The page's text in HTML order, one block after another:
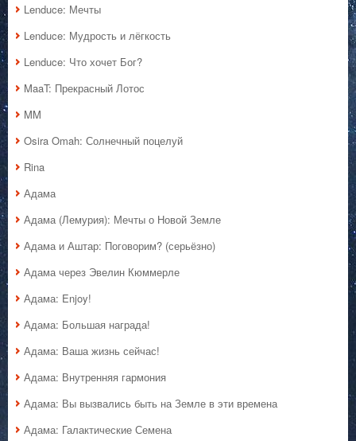
Lenduce: Мечты
Lenduce: Мудрость и лёгкость
Lenduce: Что хочет Бог?
MaaT: Прекрасный Лотос
MM
Osira Omah: Солнечный поцелуй
Rina
Адама
Адама (Лемурия): Мечты о Новой Земле
Адама и Аштар: Поговорим? (серьёзно)
Адама через Эвелин Кюммерле
Адама: Enjoy!
Адама: Большая награда!
Адама: Ваша жизнь сейчас!
Адама: Внутренняя гармония
Адама: Вы вызвались быть на Земле в эти времена
Адама: Галактические Семена